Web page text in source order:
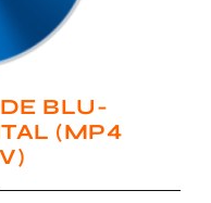
BLU-
(MP4